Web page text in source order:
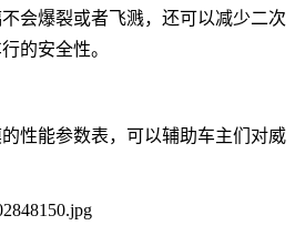
会爆裂或者飞溅，还可以减少二次
的安全性。
性能参数表，可以辅助车主们对威